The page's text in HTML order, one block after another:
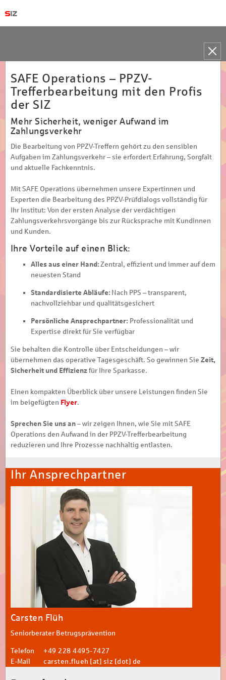
Toggle
SAFE Operations – PPZV-
Trefferbearbeitung mit den Profis
der SIZ
Mehr Sicherheit, weniger Aufwand im
Zahlungsverkehr
Die Bearbeitung von PPZV-Treffern gehört zu den sensiblen
Aufgaben im Zahlungsverkehr – sie erfordert Erfahrung, Sorgfalt
und aktuelle Fachkenntnis.
Mit SAFE Operations übernehmen unsere Expertinnen und
Experten die Bearbeitung des PPZV-Prüfdialogs vollständig für
Ihr Institut: Von der ersten Analyse der verdächtigen
Zahlungsverkehrsvorgänge bis zur Rücksprache mit Kundinnen
und Kunden.
Ihre Vorteile auf einen Blick:
Alles aus einer Hand: Zentral, effizient und immer auf dem
neuesten Stand
Standardisierte Abläufe: Nach PPS – transparent,
nachvollziehbar und qualitätsgesichert
Persönliche Ansprechpartner: Professionalität und
Expertise direkt für Sie verfügbar
Sie behalten die Kontrolle über Entscheidungen – wir
übernehmen das operative Tagesgeschäft. So gewinnen Sie Zeit,
Sicherheit und Effizienz für Ihre Sparkasse.
Einen kompakten Überblick über unsere Leistungen finden Sie
im beigefügten Flyer.
Sprechen Sie uns an – wir zeigen Ihnen, wie Sie mit SAFE
Operations den Aufwand in der PPZV-Trefferbearbeitung
reduzieren und Ihre Prozesse nachhaltig entlasten.
Ihr Ansprechpartner
Carsten Flüh
Seniorberater Betrugsprävention
Telefon
+49 228 4495-7427
E-Mail
carsten.flueh [at] siz [dot] de